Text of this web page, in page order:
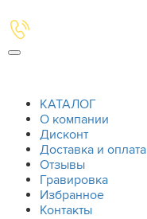
КАТАЛОГ
О компании
Дисконт
Доставка и оплата
Отзывы
Гравировка
Избранное
Контакты